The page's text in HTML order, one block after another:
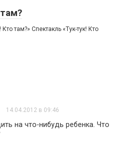
там?» Спектакль «Тук-тук! Кто
14.04.2012 в 09:46
на что-нибудь ребенка. Что